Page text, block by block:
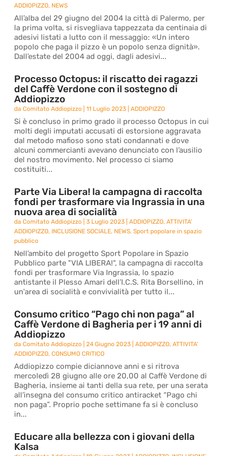
ADDIOPIZZO, NEWS
All’alba del 29 giugno del 2004 la città di Palermo, per
la prima volta, si risvegliava tappezzata da centinaia di
adesivi listati a lutto con il messaggio: «Un intero
popolo che paga il pizzo è un popolo senza dignità».
Dall’estate del 2004 ad oggi, dagli adesivi...
Processo Octopus: il riscatto dei ragazzi
del Caffè Verdone con il sostegno di
Addiopizzo
daComitato Addiopizzo |11 Luglio 2023 |ADDIOPIZZO
Si è concluso in primo grado il processo Octopus in cui
molti degli imputati accusati di estorsione aggravata
dal metodo mafioso sono stati condannati e dove
alcuni commercianti avevano denunciato con l’ausilio
del nostro movimento. Nel processo ci siamo
costituiti...
Parte Via Libera! la campagna di raccolta
fondi per trasformare via Ingrassia in una
nuova area di socialità
daComitato Addiopizzo |3 Luglio 2023 |ADDIOPIZZO,ATTIVITA'
ADDIOPIZZO, INCLUSIONE SOCIALE, NEWS,Sport popolare in spazio
pubblico
Nell’ambito del progetto Sport Popolare in Spazio
Pubblico parte "VIA LIBERA!", la campagna di raccolta
fondi per trasformare Via Ingrassia, lo spazio
antistante il Plesso Amari dell’I.C.S. Rita Borsellino, in
un'area di socialità e convivialità per tutto il...
Consumo critico “Pago chi non paga” al
Caffè Verdone di Bagheria per i 19 anni di
Addiopizzo
daComitato Addiopizzo |24 Giugno 2023 |ADDIOPIZZO,ATTIVITA'
ADDIOPIZZO,CONSUMO CRITICO
Addiopizzo compie diciannove anni e si ritrova
mercoledì 28 giugno alle ore 20,00 al Caffè Verdone di
Bagheria, insieme ai tanti della sua rete, per una serata
all’insegna del consumo critico antiracket “Pago chi
non paga”. Proprio poche settimane fa si è concluso
in...
Educare alla bellezza con i giovani della
Kalsa